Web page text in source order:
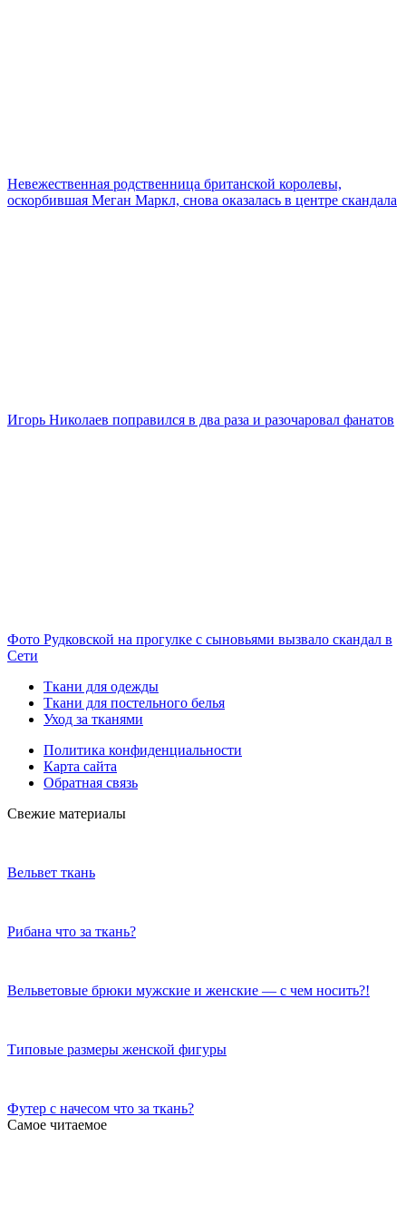
Невежественная родственница британской королевы,
оскорбившая Меган Маркл, снова оказалась в центре скандала
Игорь Николаев поправился в два раза и разочаровал фанатов
Фото Рудковской на прогулке с сыновьями вызвало скандал в
Сети
Ткани для одежды
Ткани для постельного белья
Уход за тканями
Политика конфиденциальности
Карта сайта
Обратная связь
Свежие материалы
Вельвет ткань
Рибана что за ткань?
Вельветовые брюки мужские и женские — с чем носить?!
Типовые размеры женской фигуры
Футер с начесом что за ткань?
Самое читаемое